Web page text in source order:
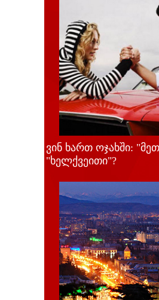
ვინ ხართ ოჯახში:
"ხელქვეითი"?